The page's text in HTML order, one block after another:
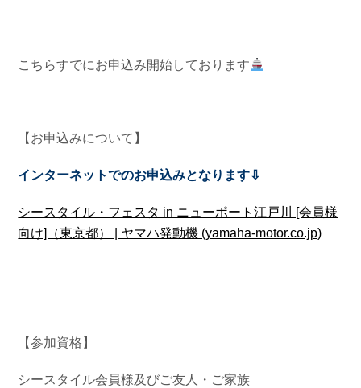
こちらすでにお申込み開始しております
【お申込みについて】
インターネットでのお申込みとなります⇩
シースタイル・フェスタ in ニューポート江戸川 [会員様
向け]（東京都） | ヤマハ発動機 (yamaha-motor.co.jp)
【参加資格】
シースタイル会員様及びご友人・ご家族